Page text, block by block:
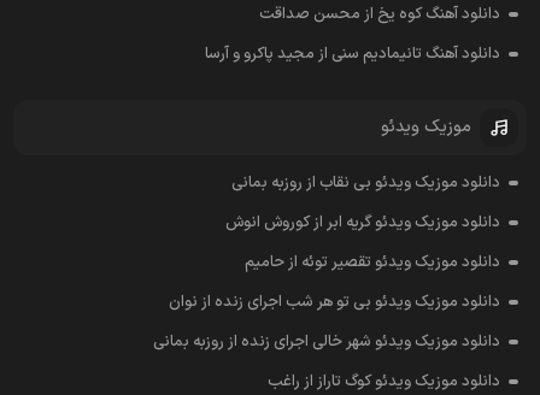
دانلود آهنگ کوه یخ از محسن صداقت
دانلود آهنگ تانیمادیم سنی از مجید پاکرو و آرسا
موزیک ویدئو
دانلود موزیک ویدئو بی نقاب از روزبه بمانی
دانلود موزیک ویدئو گریه ابر از کوروش انوش
دانلود موزیک ویدئو تقصیر توئه از حامیم
دانلود موزیک ویدئو بی تو هر شب اجرای زنده از نوان
دانلود موزیک ویدئو شهر خالی اجرای زنده از روزبه بمانی
دانلود موزیک ویدئو کوگ تاراز از راغب